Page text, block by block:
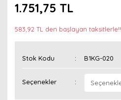
1.751,75 TL
583,92 TL den başlayan taksitlerle!!
Stok Kodu B1KG-020
Seçenekler